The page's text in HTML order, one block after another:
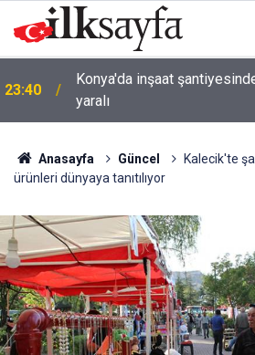
23:09
AK Parti'li Zorlu: Türk
Merkezi’ni Keçiören’de
Anasayfa Güncel
Kalecik'te
ürünleri dünyaya tanıtılıyor